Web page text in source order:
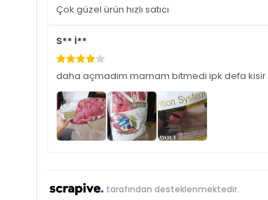
Çok güzel ürün hızlı satıcı
S** İ**
daha açmadım mamam bitmedi ipk defa
tarafından desteklenmektedir.